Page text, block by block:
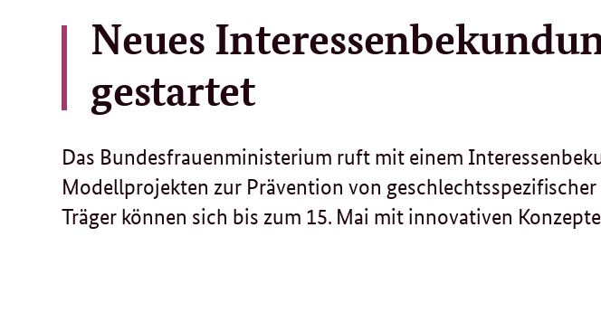
Neues
gestartet
Das Bundesfrauenministerium ruft mit einem
Modellprojekten zur Prävention von
Träger können sich bis zum 15. Mai mit innovativen